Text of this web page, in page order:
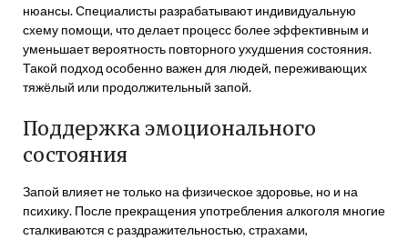
нюансы. Специалисты разрабатывают индивидуальную
схему помощи, что делает процесс более эффективным и
уменьшает вероятность повторного ухудшения состояния.
Такой подход особенно важен для людей, переживающих
тяжёлый или продолжительный запой.
Поддержка эмоционального
состояния
Запой влияет не только на физическое здоровье, но и на
психику. После прекращения употребления алкоголя многие
сталкиваются с раздражительностью, страхами,